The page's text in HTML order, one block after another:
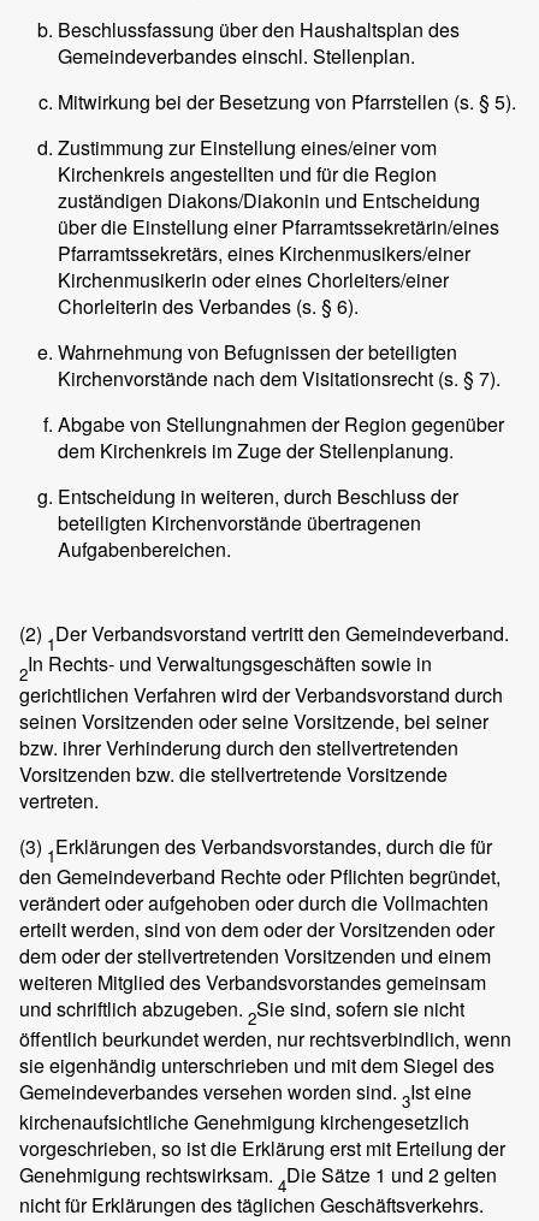
Beschlussfassung über den Haushaltsplan des
Gemeindeverbandes einschl. Stellenplan.
Mitwirkung bei der Besetzung von Pfarrstellen (s. § 5).
Zustimmung zur Einstellung eines/einer vom
Kirchenkreis angestellten und für die Region
zuständigen Diakons/Diakonin und Entscheidung
über die Einstellung einer Pfarramtssekretärin/eines
Pfarramtssekretärs, eines Kirchenmusikers/einer
Kirchenmusikerin oder eines Chorleiters/einer
Chorleiterin des Verbandes (s. § 6).
Wahrnehmung von Befugnissen der beteiligten
Kirchenvorstände nach dem Visitationsrecht (s. § 7).
Abgabe von Stellungnahmen der Region gegenüber
dem Kirchenkreis im Zuge der Stellenplanung.
Entscheidung in weiteren, durch Beschluss der
beteiligten Kirchenvorstände übertragenen
Aufgabenbereichen.
(2) 1Der Verbandsvorstand vertritt den Gemeindeverband.
2In Rechts- und Verwaltungsgeschäften sowie in
gerichtlichen Verfahren wird der Verbandsvorstand durch
seinen Vorsitzenden oder seine Vorsitzende, bei seiner
bzw. ihrer Verhinderung durch den stellvertretenden
Vorsitzenden bzw. die stellvertretende Vorsitzende
vertreten.
(3) 1Erklärungen des Verbandsvorstandes, durch die für
den Gemeindeverband Rechte oder Pflichten begründet,
verändert oder aufgehoben oder durch die Vollmachten
erteilt werden, sind von dem oder der Vorsitzenden oder
dem oder der stellvertretenden Vorsitzenden und einem
weiteren Mitglied des Verbandsvorstandes gemeinsam
und schriftlich abzugeben. 2Sie sind, sofern sie nicht
öffentlich beurkundet werden, nur rechtsverbindlich, wenn
sie eigenhändig unterschrieben und mit dem Siegel des
Gemeindeverbandes versehen worden sind. 3Ist eine
kirchenaufsichtliche Genehmigung kirchengesetzlich
vorgeschrieben, so ist die Erklärung erst mit Erteilung der
Genehmigung rechtswirksam. 4Die Sätze 1 und 2 gelten
nicht für Erklärungen des täglichen Geschäftsverkehrs.